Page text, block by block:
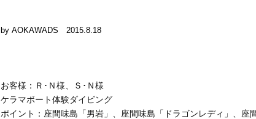
by AOKAWADS 2015.8.18
お客様：Ｒ･Ｎ様、Ｓ･Ｎ様
ケラマボート体験ダイビング
ポイント：座間味島「男岩」、座間味島「ドラゴンレディ」、座